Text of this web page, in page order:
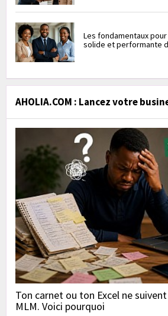
Les fondamentaux
solide et performante
AHOLIA.COM : Lancez votre
Ton carnet ou ton Excel ne
MLM. Voici pourquoi